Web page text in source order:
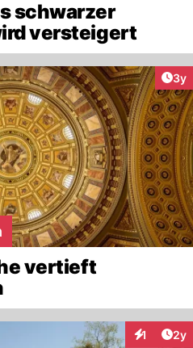
schwarzer
versteigert
3y
vertieft
1 2y